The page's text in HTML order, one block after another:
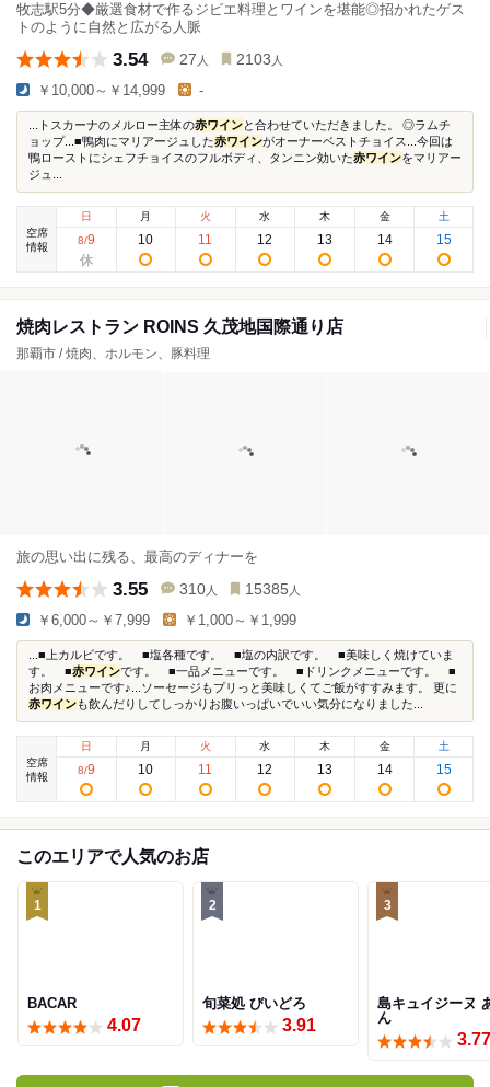
牧志駅5分◆厳選食材で作るジビエ料理とワインを堪能◎招かれたゲス
トのように自然と広がる人脈
3.54 27 人 2103 人
￥10,000～￥14,999 -
...トスカーナのメルロー主体の赤ワインと合わせていただきました。 ◎ラムチ
ョップ...■鴨肉にマリアージュした赤ワインがオーナーベストチョイス...今回は
鴨ローストにシェフチョイスのフルボディ、タンニン効いた赤ワインをマリアー
ジュ...
空席
情報
日
8/9
月
10
火
11
水
12
木
13
金
14
土
15
焼肉レストラン ROINS 久茂地国際通り店
那覇市 / 焼肉、ホルモン、豚料理
旅の思い出に残る、最高のディナーを
3.55 310 人 15385 人
￥6,000～￥7,999 ￥1,000～￥1,999
...■上カルビです。 ■塩各種です。 ■塩の内訳です。 ■美味しく焼けていま
す。 ■赤ワインです。 ■一品メニューです。 ■ドリンクメニューです。 ■
お肉メニューです♪...ソーセージもプリっと美味しくてご飯がすすみます。 更に
赤ワインも飲んだりしてしっかりお腹いっぱいでいい気分になりました...
空席
情報
日
8/9
月
10
火
11
水
12
木
13
金
14
土
15
このエリアで人気のお店
1
BACAR
4.07
2
旬菜処 びいどろ
3.91
3
島キュイジーヌ
ん
3.77